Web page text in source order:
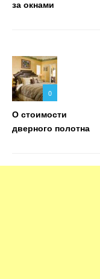
за окнами
0
О стоимости
дверного полотна